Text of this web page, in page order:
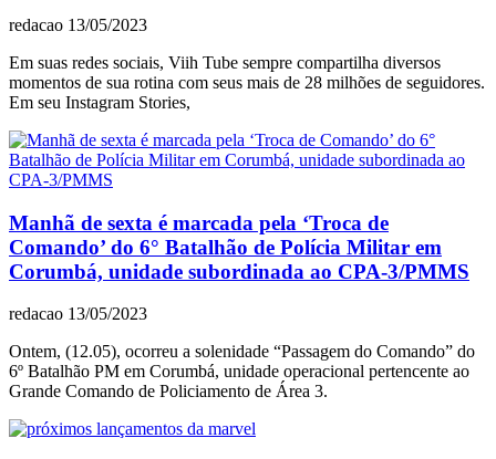
redacao 13/05/2023
Em suas redes sociais, Viih Tube sempre compartilha diversos
momentos de sua rotina com seus mais de 28 milhões de seguidores.
Em seu Instagram Stories,
Manhã de sexta é marcada pela ‘Troca de
Comando’ do 6° Batalhão de Polícia Militar em
Corumbá, unidade subordinada ao CPA-3/PMMS
redacao 13/05/2023
Ontem, (12.05), ocorreu a solenidade “Passagem do Comando” do
6º Batalhão PM em Corumbá, unidade operacional pertencente ao
Grande Comando de Policiamento de Área 3.